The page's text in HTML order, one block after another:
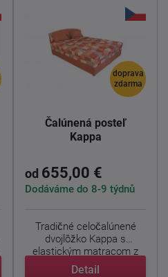
doprava
zdarma
Čalúnená posteľ
Kappa
od 655,00 €
Dodáváme do 8-9 týdnů
Tradičné celočalúnené
dvojlôžko Kappa s
elastickým matracom z
PUR ...
Detail